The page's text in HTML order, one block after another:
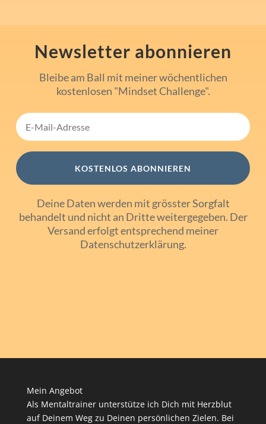
Newsletter abonnieren
Bleibe am Ball mit meiner wöchentlichen
kostenlosen "Mindset Challenge".
KOSTENLOS ABONNIEREN
Deine Daten werden mit grösster Sorgfalt
behandelt und nicht an Dritte weitergegeben. Der
Versand erfolgt entsprechend meiner
Datenschutzerklärung.
Mein Angebot
Als Mentaltrainer unterstütze ich Dich mit Herzblut
auf Deinem Weg zu Deinen persönlichen Zielen. Bei